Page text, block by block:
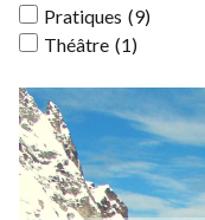
Pratiques (9)
Théâtre (1)